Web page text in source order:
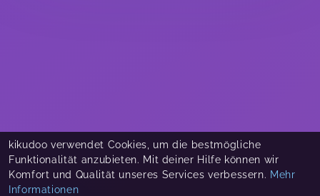
kikudoo verwendet Cookies, um die bestmögliche
Funktionalität anzubieten. Mit deiner Hilfe können wir
Komfort und Qualität unseres Services verbessern. Mehr
Informationen